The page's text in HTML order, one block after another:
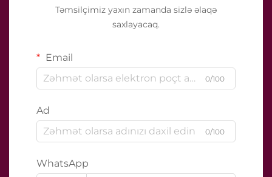
Təmsilçimiz yaxın zamanda sizlə əlaqə
saxlayacaq.
Email
0/100
Ad
0/100
WhatsApp